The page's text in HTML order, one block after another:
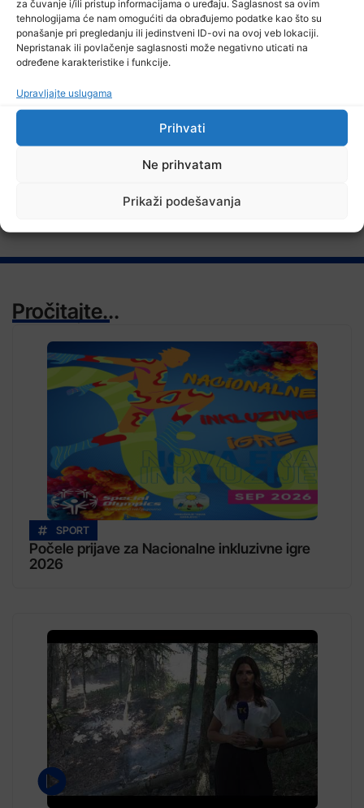
za čuvanje i/ili pristup informacijama o uređaju. Saglasnost sa ovim
tehnologijama će nam omogućiti da obrađujemo podatke kao što su
ponašanje pri pregledanju ili jedinstveni ID-ovi na ovoj veb lokaciji.
Nepristanak ili povlačenje saglasnosti može negativno uticati na
određene karakteristike i funkcije.
Upravljajte uslugama
Prihvati
Ne prihvatam
Prikaži podešavanja
Ministarstvo za rad, socijalnu politiku i povratak TK: Potpisano 48
ugovora o stipendiranju učenika i studenata sa područja manjeg
bh.entiteta
TV RASPORED
Pročitajte...
SPORT
Počele prijave za Nacionalne inkluzivne igre
2026